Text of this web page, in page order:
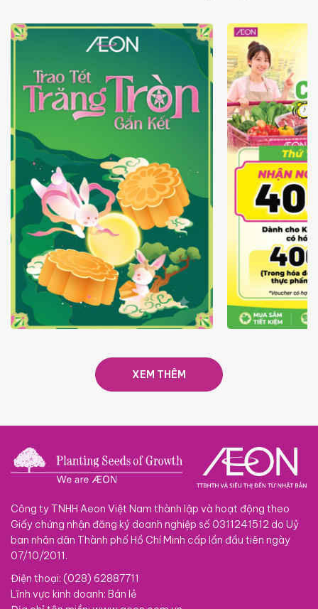
TRAO TẾT TRĂNG TRÒN GẮN
GIÁ LUÔN
XEM THÊM
Công ty TNHH Aeon Việt Nam thành lập và hoạt động theo
Giấy chứng nhận đăng ký doanh nghiệp số 0311241512 do Uỷ
ban nhân dân Thành phố Hồ Chí Minh cấp lần đầu tiên ngày
07/10/2011.
Điện thoại: (028) 62887711
Lĩnh vực kinh doanh: Bán lẻ